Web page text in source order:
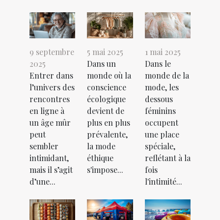
9 septembre
2025
Entrer dans
l’univers des
rencontres
en ligne à
un âge mûr
peut
sembler
intimidant,
mais il s’agit
d’une...
5 mai 2025
Dans un
monde où la
conscience
écologique
devient de
plus en plus
prévalente,
la mode
éthique
s'impose...
1 mai 2025
Dans le
monde de la
mode, les
dessous
féminins
occupent
une place
spéciale,
reflétant à la
fois
l'intimité...